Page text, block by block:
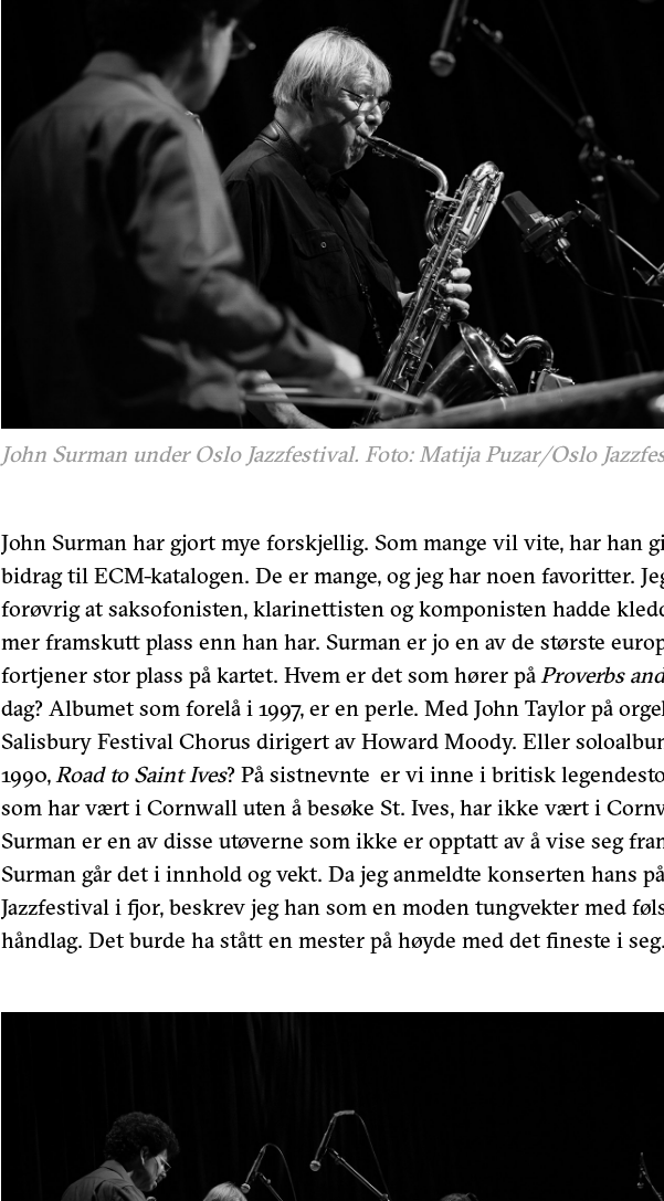
John Surman under Oslo Jazzfestival. Foto: Matija Puzar/Oslo
John Surman har gjort mye forskjellig. Som mange vil vite, har han
bidrag til ECM-katalogen. De er mange, og jeg har noen favoritter.
forøvrig at saksofonisten, klarinettisten og komponisten hadde
mer framskutt plass enn han har. Surman er jo en av de største
fortjener stor plass på kartet. Hvem er det som hører påProverbs
dag? Albumet som forelå i 1997, er en perle. Med John Taylor på
Salisbury Festival Chorus dirigert av Howard Moody. Eller
1990,Road to Saint Ives? På sistnevnte er vi inne i britisk
som har vært i Cornwall uten å besøke St. Ives, har ikke vært i
Surman er en av disse utøverne som ikke er opptatt av å vise seg
Surman går det i innhold og vekt. Da jeg anmeldte konserten hans
Jazzfestival i fjor, beskrev jeg han som en moden tungvekter med
håndlag. Det burde ha stått en mester på høyde med det fineste i seg.